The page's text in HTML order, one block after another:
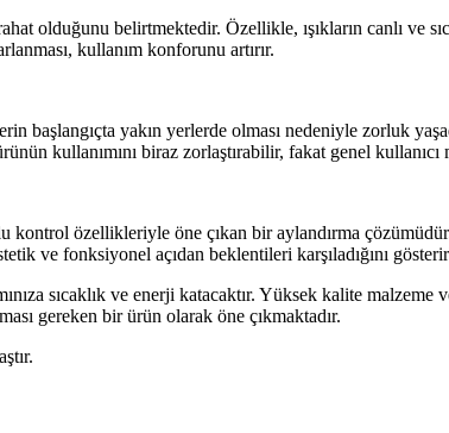
olduğunu belirtmektedir. Özellikle, ışıkların canlı ve
kullanım konforunu artırır.
başlangıçta yakın yerlerde olması nedeniyle zorluk
kullanımını biraz zorlaştırabilir, fakat genel
özellikleriyle öne çıkan bir aylandırma
ve fonksiyonel açıdan beklentileri karşıladığını
sıcaklık ve enerji katacaktır. Yüksek kalite
gereken bir ürün olarak öne çıkmaktadır.